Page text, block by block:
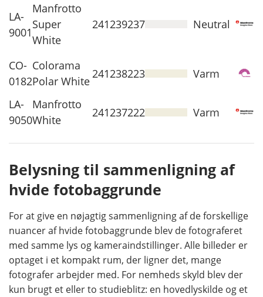
LA-
9001
Manfrotto
Super
White
241239237 Neutral
CO-
0182
Colorama
Polar White
241238223 Varm
LA-
9050
Manfrotto
White
241237222 Varm
Belysning til sammenligning af
hvide fotobaggrunde
For at give en nøjagtig sammenligning af de forskellige
nuancer af hvide fotobaggrunde blev de fotograferet
med samme lys og kameraindstillinger. Alle billeder er
optaget i et kompakt rum, der ligner det, mange
fotografer arbejder med. For nemheds skyld blev der
kun brugt et eller to studieblitz: en hovedlyskilde og et